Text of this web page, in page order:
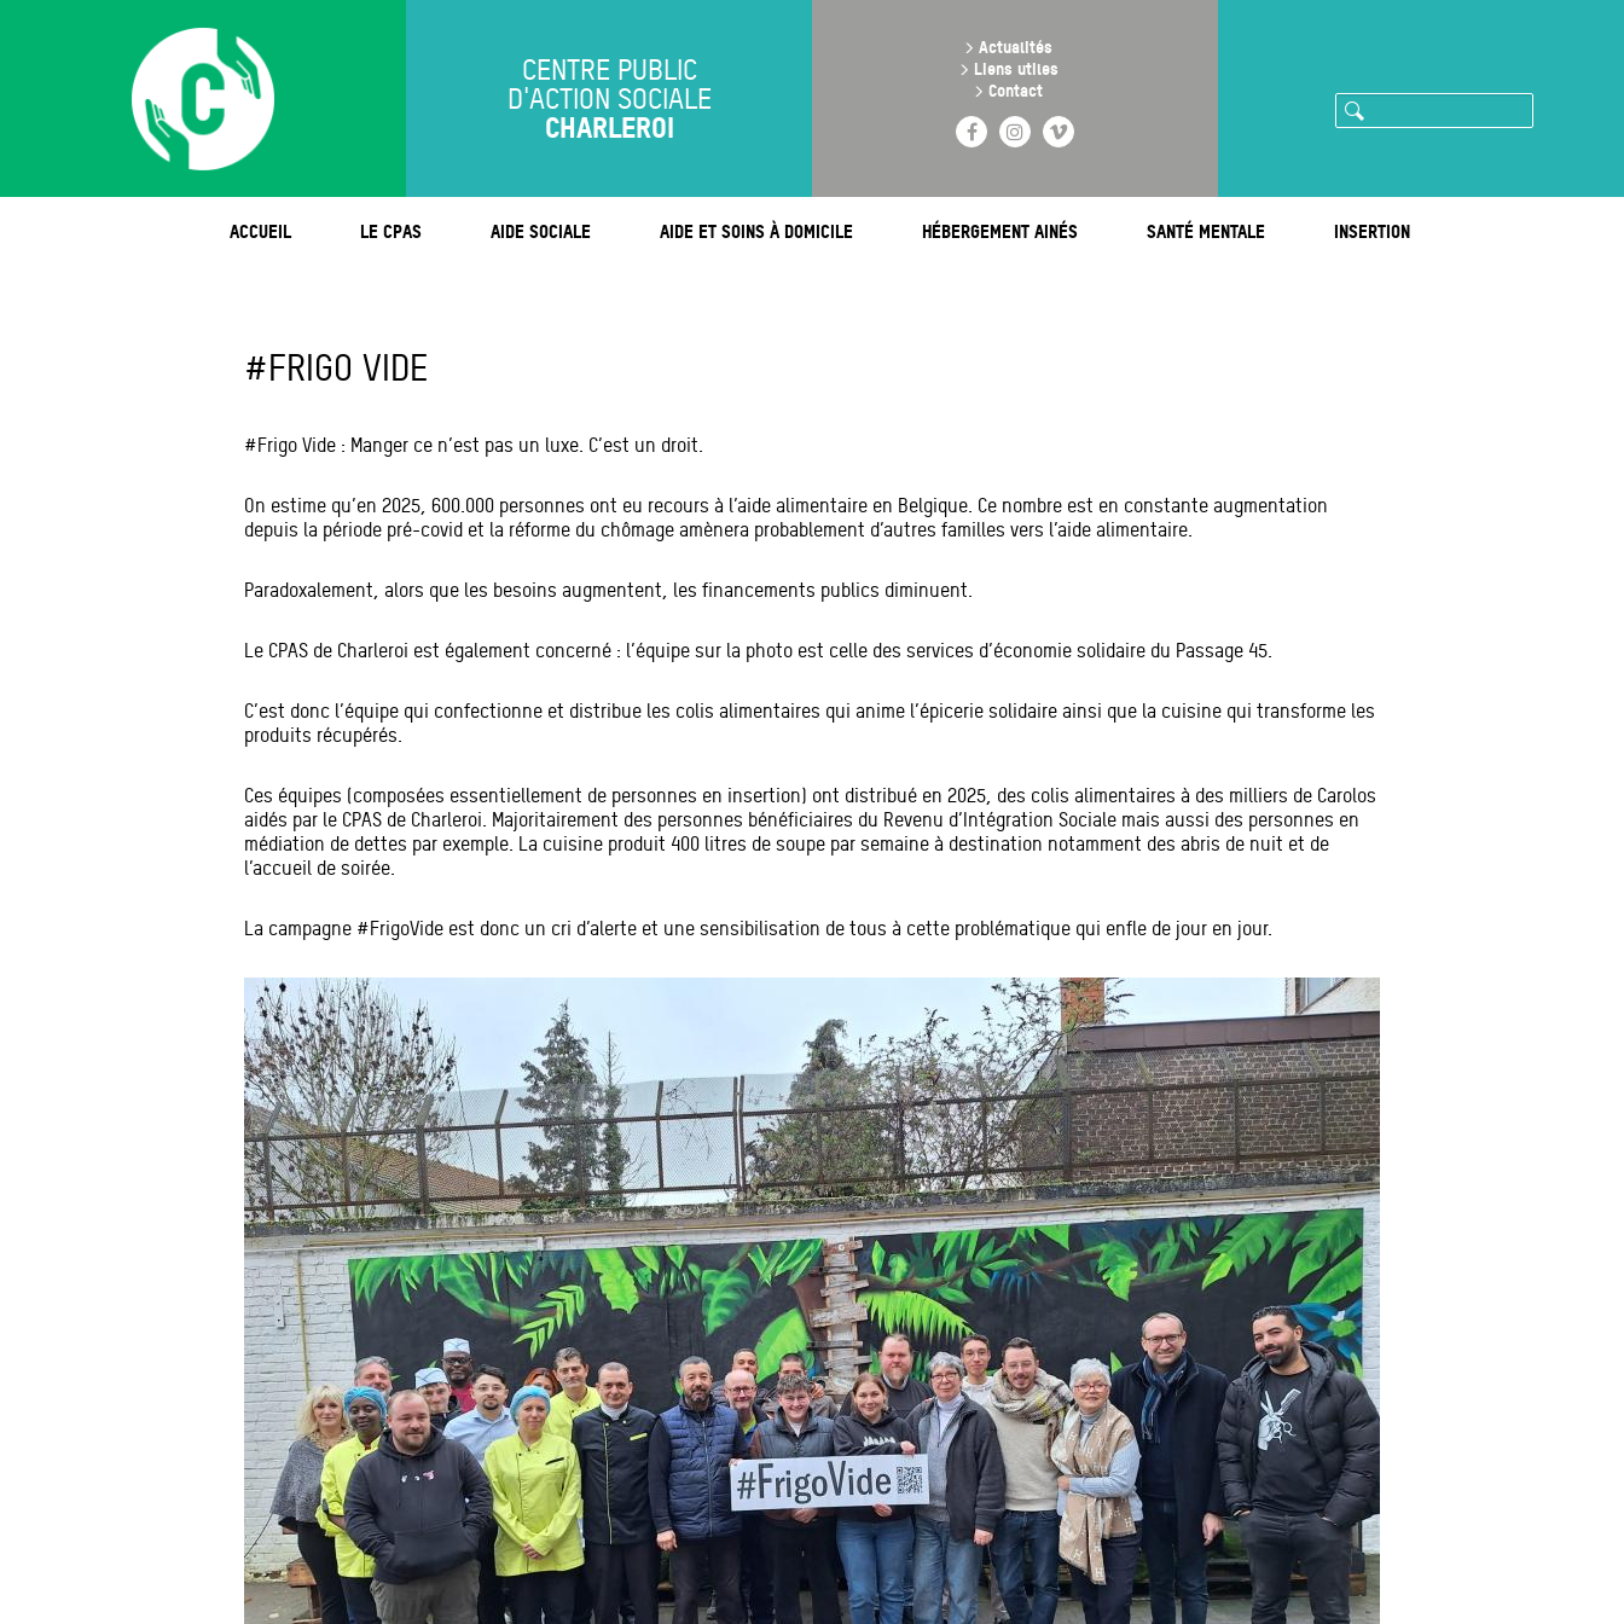
CENTRE PUBLIC
D'ACTION SOCIALE
CHARLEROI
> Actualités
> Liens utiles
> Contact
FacebookInstagram
Vimeo
Rechercher
ACCUEIL LE CPAS AIDE SOCIALE AIDE ET SOINS À DOMICILE HÉBERGEMENT AINÉS SANTÉ MENTALE INSERTION
#FRIGO VIDE
#Frigo Vide : Manger ce n’est pas un luxe. C’est un droit.
On estime qu’en 2025, 600.000 personnes ont eu recours à l’aide alimentaire en Belgique. Ce nombre est en constante augmentation
depuis la période pré-covid et la réforme du chômage amènera probablement d’autres familles vers l’aide alimentaire.
Paradoxalement, alors que les besoins augmentent, les financements publics diminuent.
Le CPAS de Charleroi est également concerné : l’équipe sur la photo est celle des services d’économie solidaire du Passage 45.
C’est donc l’équipe qui confectionne et distribue les colis alimentaires qui anime l’épicerie solidaire ainsi que la cuisine qui transforme les
produits récupérés.
Ces équipes (composées essentiellement de personnes en insertion) ont distribué en 2025, des colis alimentaires à des milliers de Carolos
aidés par le CPAS de Charleroi. Majoritairement des personnes bénéficiaires du Revenu d’Intégration Sociale mais aussi des personnes en
médiation de dettes par exemple. La cuisine produit 400 litres de soupe par semaine à destination notamment des abris de nuit et de
l’accueil de soirée.
La campagne #FrigoVide est donc un cri d’alerte et une sensibilisation de tous à cette problématique qui enfle de jour en jour.